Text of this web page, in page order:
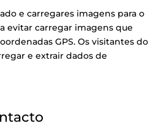
e carregares imagens para o
evitar carregar imagens que
GPS. Os visitantes do
e extrair dados de